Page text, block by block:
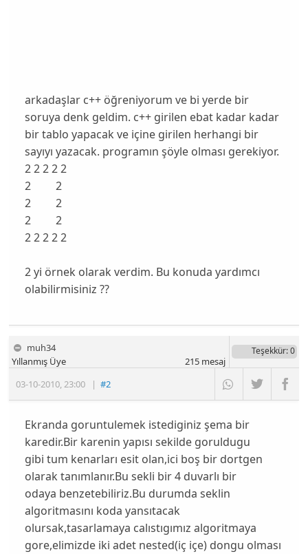
arkadaşlar c++ öğreniyorum ve bi yerde bir
soruya denk geldim. c++ girilen ebat kadar kadar
bir tablo yapacak ve içine girilen herhangi bir
sayıyı yazacak. programın şöyle olması gerekiyor.
2 2 2 2 2
2 2
2 2
2 2
2 2 2 2 2
2 yi örnek olarak verdim. Bu konuda yardımcı
olabilirmisiniz ??
muh34
03-10-2010,23:00 |#2
Yıllanmış Üye
Teşekkür: 0
215mesaj
Ekranda goruntulemek istediginiz şema bir
karedir.Bir karenin yapısı sekilde goruldugu
gibi tum kenarları esit olan,ici boş bir dortgen
olarak tanımlanır.Bu sekli bir 4 duvarlı bir
odaya benzetebiliriz.Bu durumda seklin
algoritmasını koda yansıtacak
olursak,tasarlamaya calıstıgımız algoritmaya
gore,elimizde iki adet nested(iç içe) dongu olması